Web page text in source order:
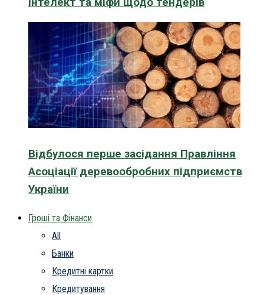
Відбулося перше засідання Правління
Асоціації деревообробних підприємств
України
Гроші та Фінанси
All
Банки
Кредитні картки
Кредитування